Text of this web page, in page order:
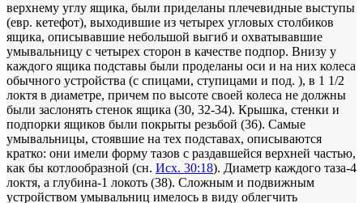
верхнему углу ящика, были приделаны плечевидные выступы
(евр. кетефот), выходившие из четырех угловых столбиков
ящика, описывавшие небольшой выгиб и охватывавшие
умывальницу с четырех сторон в качестве подпор. Внизу у
каждого ящика подставы были проделаны оси и на них колеса
обычного устройства (с спицами, ступицами и под. ), в 1 1/2
локтя в диаметре, причем по высоте своей колеса не должны
были заслонять стенок ящика (30, 32-34). Крышка, стенки и
подпорки ящиков были покрыты резьбой (36). Самые
умывальницы, стоявшие на тех подставах, описываются
кратко: они имели форму тазов с раздавшейся верхней частью,
как бы котлообразной (сн. Исх. 30:18). Диаметр каждого таза-4
локтя, а глубина-1 локоть (38). Сложным и подвижным
устройством умывальниц имелось в виду облегчить